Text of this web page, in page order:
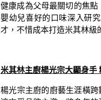
健康成為父母最關切的焦
嬰幼兒喜好的口味深入研
才，不惜成本打造米其林
米其林主廚楊光宗大顯身手
楊光宗主廚的廚藝生涯橫